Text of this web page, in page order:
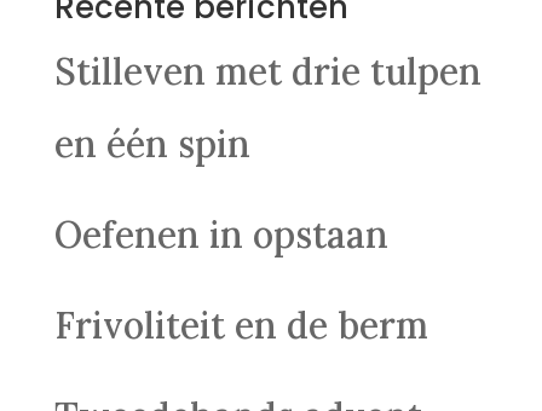
Stilleven met drie tulpen
en één spin
Oefenen in opstaan
Frivoliteit en de berm